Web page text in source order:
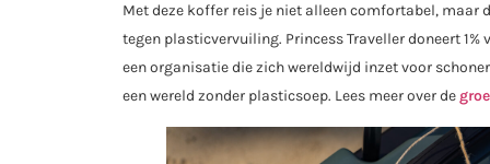
Met deze koffer reis je niet alleen comfortabel, maar
tegen plasticvervuiling. Princess Traveller doneert
een organisatie die zich wereldwijd inzet voor
een wereld zonder plasticsoep. Lees meer over de